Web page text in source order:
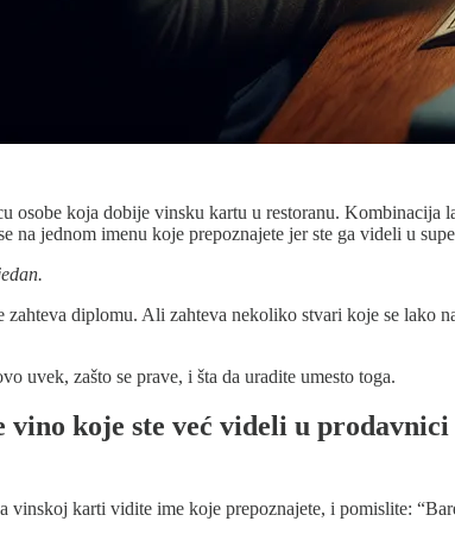
osobe koja dobije vinsku kartu u restoranu. Kombinacija
na jednom imenu koje prepoznajete jer ste ga videli u
zahteva diplomu. Ali zahteva nekoliko stvari koje se
uvek, zašto se prave, i šta da uradite umesto toga.
vino koje ste već videli u prodavnici
karti vidite ime koje prepoznajete, i pomislite: